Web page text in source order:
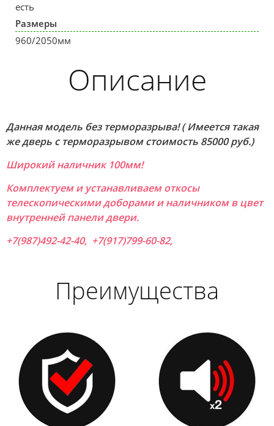
есть
Размеры
960/2050мм
Описание
Данная модель без терморазрыва! ( Имеется такая
же дверь с терморазрывом стоимость 85000 руб.)
Широкий наличник 100мм!
Комплектуем и устанавливаем откосы
телескопическими доборами и наличником в цвет
внутренней панели двери.
+7(987)492-42-40, +7(917)799-60-82,
Преимущества